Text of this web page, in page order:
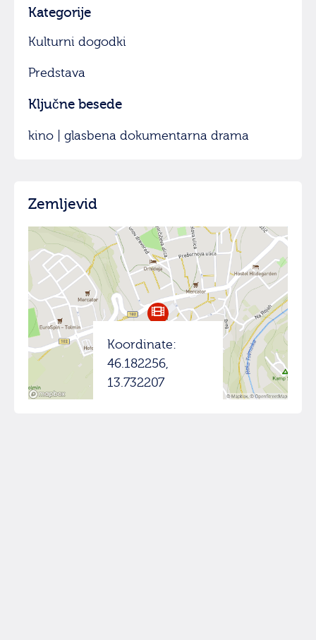
Kategorije
Kulturni dogodki
Predstava
Ključne besede
kino | glasbena dokumentarna drama
Zemljevid
Koordinate:
46.182256,
13.732207